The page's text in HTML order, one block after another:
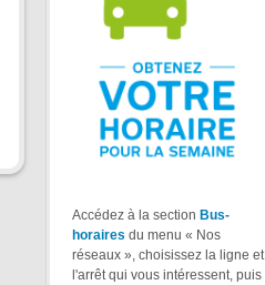
Accédez à la section Bus-
horaires du menu « Nos
réseaux », choisissez la ligne et
l'arrêt qui vous intéressent, puis